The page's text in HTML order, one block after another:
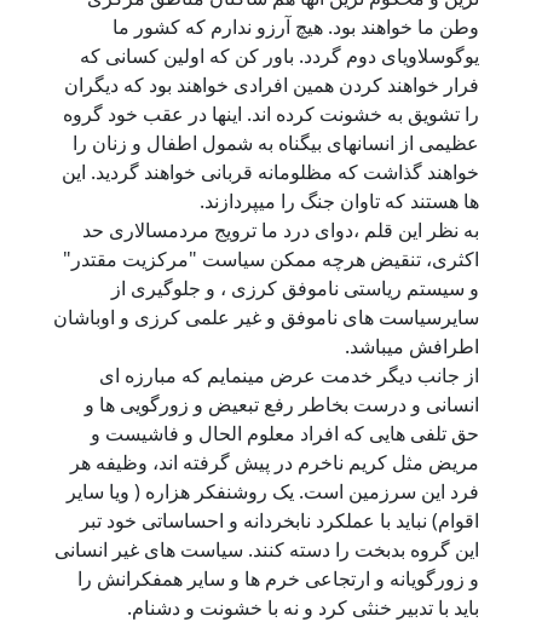
وطن ما خواهند بود. هیچ آرزو ندارم که کشور ما
یوگوسلاویای دوم گردد. باور کن که اولین کسانی که
فرار خواهند کردن همین افرادی خواهند بود که دیگران
را تشویق به خشونت کرده اند. اینها در عقب خود گروه
عظیمی از انسانهای بیگناه به شمول اطفال و زنان را
خواهند گذاشت که مظلومانه قربانی خواهند گردید. این
ها هستند که تاوان جنگ را میپردازند.
به نظر این قلم ،دوای درد ما ترویج مردمسالاری حد
اکثری، تنقیض هرچه ممکن سیاست "مرکزیت مقتدر"
و سیستم ریاستی ناموفق کرزی ، و جلوگیری از
سایرسیاست های ناموفق و غیر علمی کرزی و اوباشان
اطرافش میباشد.
از جانب دیگر خدمت عرض مینمایم که مبارزه ای
انسانی و درست بخاطر رفع تبعیض و زورگویی ها و
حق تلفی هایی که افراد معلوم الحال و فاشیست و
مریض مثل کریم ناخرم در پیش گرفته اند، وظیفه هر
فرد این سرزمین است. یک روشنفکر هزاره ( ویا سایر
اقوام) نباید با عملکرد نابخردانه و احساساتی خود تبر
این گروه بدبخت را دسته کنند. سیاست های غیر انسانی
و زورگویانه و ارتجاعی خرم ها و سایر همفکرانش را
باید با تدبیر خنثی کرد و نه با خشونت و دشنام.